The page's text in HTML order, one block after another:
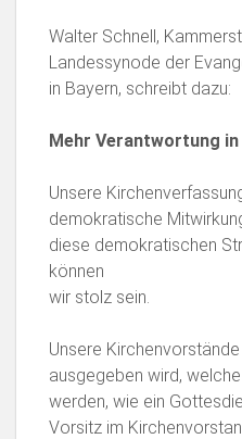
Walter Schnell,
Landessynode der
in Bayern, schreibt dazu:
Mehr Verantwortung in
Unsere
demokratische
diese demokratischen
können
wir stolz sein.
Unsere
ausgegeben wird,
werden, wie ein
Vorsitz im